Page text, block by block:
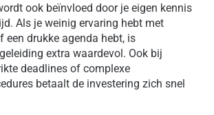
ook beïnvloed door je eigen kennis
Als je weinig ervaring hebt met
een drukke agenda hebt, is
extra waardevol. Ook bij
deadlines of complexe
betaalt de investering zich snel